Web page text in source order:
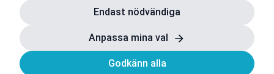
Endast nödvändiga
Anpassa mina val
Godkänn alla